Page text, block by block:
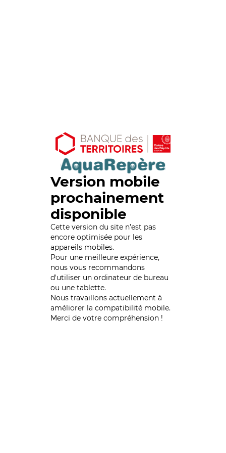
Version mobile
prochainement
disponible
Cette version du site n’est pas
encore optimisée pour les
appareils mobiles.
Pour une meilleure expérience,
nous vous recommandons
d'utiliser un ordinateur de bureau
ou une tablette.
Nous travaillons actuellement à
améliorer la compatibilité mobile.
Merci de votre compréhension !